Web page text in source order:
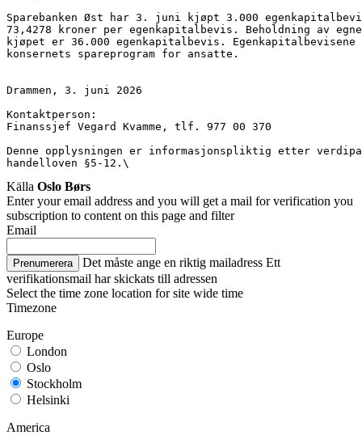
Sparebanken Øst har 3. juni kjøpt 3.000
73,4278 kroner per egenkapitalbevis. Beholdning av
kjøpet er 36.000 egenkapitalbevis.
konsernets spareprogram for ansatte.
Drammen, 3. juni 2026
Kontaktperson:
Finanssjef Vegard Kvamme, tlf. 977 00 370
Denne opplysningen er informasjonspliktig etter
handelloven §5-12.\
Källa Oslo Børs
Enter your email address and you will get a mail for verification you
subscription to content on this page and filter
Email
Prenumerera Det måste ange en riktig mailadress Ett
verifikationsmail har skickats till adressen
Select the time zone location for site wide time
Timezone
Europe
London
Oslo
Stockholm
Helsinki
America